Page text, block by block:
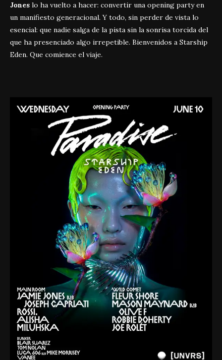
Jones lo ha vuelto a hacer: convertir una opening party en
un manifiesto generacional. Y todo, sin perder de vista lo
esencial: que nadie salga de la pista sin la sonrisa torcida del
que ha presenciado algo irrepetible. Bienvenidos a Starship
Eden. Que comience el viaje.